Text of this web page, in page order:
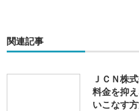
関連記事
ＪＣＮ株
料金を抑
いこなす